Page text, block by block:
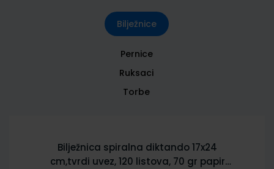
Bilježnice
Pernice
Ruksaci
Torbe
Bilježnica spiralna diktando 17x24
cm,tvrdi uvez, 120 listova, 70 gr papir